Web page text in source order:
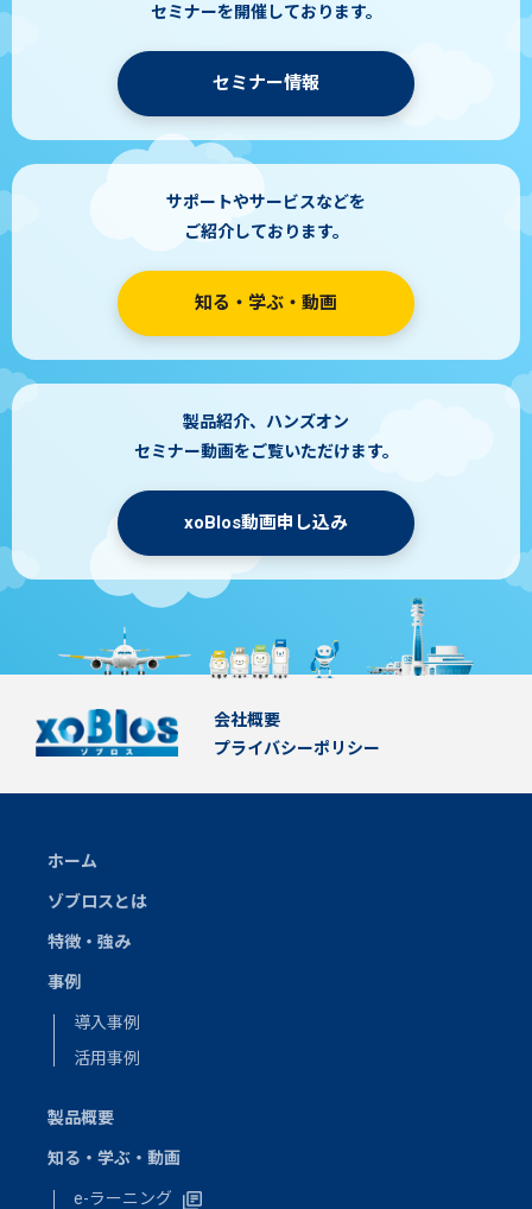
セミナーを開催しております。
セミナー情報
サポートやサービスなどを
ご紹介しております。
知る・学ぶ・動画
製品紹介、ハンズオン
セミナー動画をご覧いただけます。
xoBlos動画申し込み
会社概要
プライバシーポリシー
ホーム
ゾブロスとは
特徴・強み
事例
導入事例
活用事例
製品概要
知る・学ぶ・動画
e-ラーニング